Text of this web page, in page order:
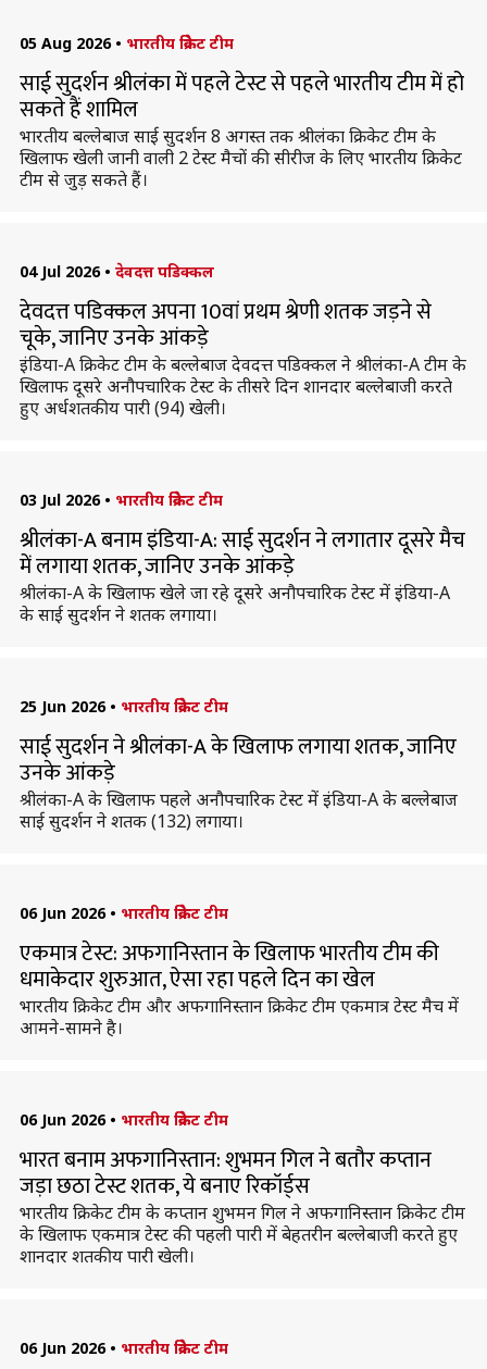
05 Aug 2026 • भारतीय क्रिकेट टीम
साई सुदर्शन श्रीलंका में पहले टेस्ट से पहले भारतीय टीम में हो
सकते हैं शामिल
भारतीय बल्लेबाज साई सुदर्शन 8 अगस्त तक श्रीलंका क्रिकेट टीम के
खिलाफ खेली जानी वाली 2 टेस्ट मैचों की सीरीज के लिए भारतीय क्रिकेट
टीम से जुड़ सकते हैं।
04 Jul 2026 • देवदत्त पडिक्कल
देवदत्त पडिक्कल अपना 10वां प्रथम श्रेणी शतक जड़ने से
चूके, जानिए उनके आंकड़े
इंडिया-A क्रिकेट टीम के बल्लेबाज देवदत्त पडिक्कल ने श्रीलंका-A टीम के
खिलाफ दूसरे अनौपचारिक टेस्ट के तीसरे दिन शानदार बल्लेबाजी करते
हुए अर्धशतकीय पारी (94) खेली।
03 Jul 2026 • भारतीय क्रिकेट टीम
श्रीलंका-A बनाम इंडिया-A: साई सुदर्शन ने लगातार दूसरे मैच
में लगाया शतक, जानिए उनके आंकड़े
श्रीलंका-A के खिलाफ खेले जा रहे दूसरे अनौपचारिक टेस्ट में इंडिया-A
के साई सुदर्शन ने शतक लगाया।
25 Jun 2026 • भारतीय क्रिकेट टीम
साई सुदर्शन ने श्रीलंका-A के खिलाफ लगाया शतक, जानिए
उनके आंकड़े
श्रीलंका-A के खिलाफ पहले अनौपचारिक टेस्ट में इंडिया-A के बल्लेबाज
साई सुदर्शन ने शतक (132) लगाया।
06 Jun 2026 • भारतीय क्रिकेट टीम
एकमात्र टेस्ट: अफगानिस्तान के खिलाफ भारतीय टीम की
धमाकेदार शुरुआत, ऐसा रहा पहले दिन का खेल
भारतीय क्रिकेट टीम और अफगानिस्तान क्रिकेट टीम एकमात्र टेस्ट मैच में
आमने-सामने है।
06 Jun 2026 • भारतीय क्रिकेट टीम
भारत बनाम अफगानिस्तान: शुभमन गिल ने बतौर कप्तान
जड़ा छठा टेस्ट शतक, ये बनाए रिकॉर्ड्स
भारतीय क्रिकेट टीम के कप्तान शुभमन गिल ने अफगानिस्तान क्रिकेट टीम
के खिलाफ एकमात्र टेस्ट की पहली पारी में बेहतरीन बल्लेबाजी करते हुए
शानदार शतकीय पारी खेली।
06 Jun 2026 • भारतीय क्रिकेट टीम